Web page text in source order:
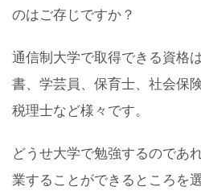
のはご存じですか？
通信制大学で取得できる資格
書、学芸員、保育士、社会保
税理士など様々です。
どうせ大学で勉強するのであ
業することができるところを